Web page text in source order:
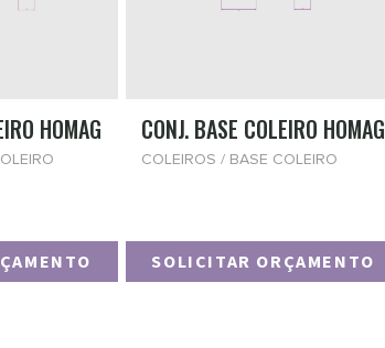
HOMAG CONJ. BASE COLEIRO HOMAG
COLEIROS / BASE COLEIRO
SOLICITAR ORÇAMENTO